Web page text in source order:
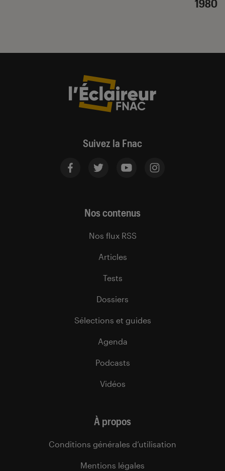
1980
Suivez la Fnac
Nos contenus
Nos flux RSS
Articles
Tests
Dossiers
Sélections et guides
Agenda
Podcasts
Vidéos
À propos
Conditions générales d’utilisation
Mentions légales